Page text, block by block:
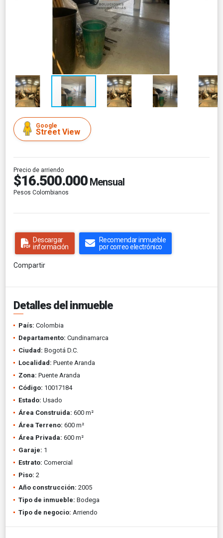
Google
Street View
Precio de arriendo
$16.500.000 Mensual
Pesos Colombianos
Descargar
información
Recomendar inmueble
por correo electrónico
Compartir
Detalles del inmueble
País: Colombia
Departamento: Cundinamarca
Ciudad: Bogotá D.C.
Localidad: Puente Aranda
Zona: Puente Aranda
Código: 10017184
Estado: Usado
Área Construida: 600 m²
Área Terreno: 600 m²
Área Privada: 600 m²
Garaje: 1
Estrato: Comercial
Piso: 2
Año construcción: 2005
Tipo de inmueble: Bodega
Tipo de negocio: Arriendo